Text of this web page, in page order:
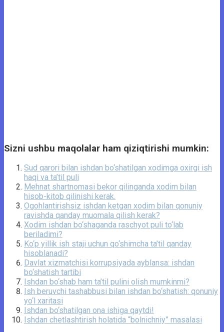
Sizni ushbu maqolalar ham qiziqtirishi mumkin:
Sud qarori bilan ishdan bo‘shatilgan xodimga oxirgi ish
haqi va ta’til puli
Mehnat shartnomasi bekor qilinganda xodim bilan
hisob-kitob qilinishi kerak.
Ogohlantirishsiz ishdan ketgan xodim bilan qonuniy
ravishda qanday muomala qilish kerak?
Xodim ishdan bo‘shaganda raschyot puli to‘lab
beriladimi?
Ko‘p yillik ish staji uchun qo‘shimcha ta’til qanday
hisoblanadi?
Davlat xizmatchisi korrupsiyada ayblansa: ishdan
bo‘shatish tartibi
Ishdan bo‘shab ham ta’til pulini olish mumkinmi?
Ish beruvchi tashabbusi bilan ishdan bo‘shatish: qonuniy
yo‘l xaritasi
Ishdan bo‘shatilgan ona ishiga qaytdi!
Ishdan chetlashtirish holatida “bolnichniy” masalasi